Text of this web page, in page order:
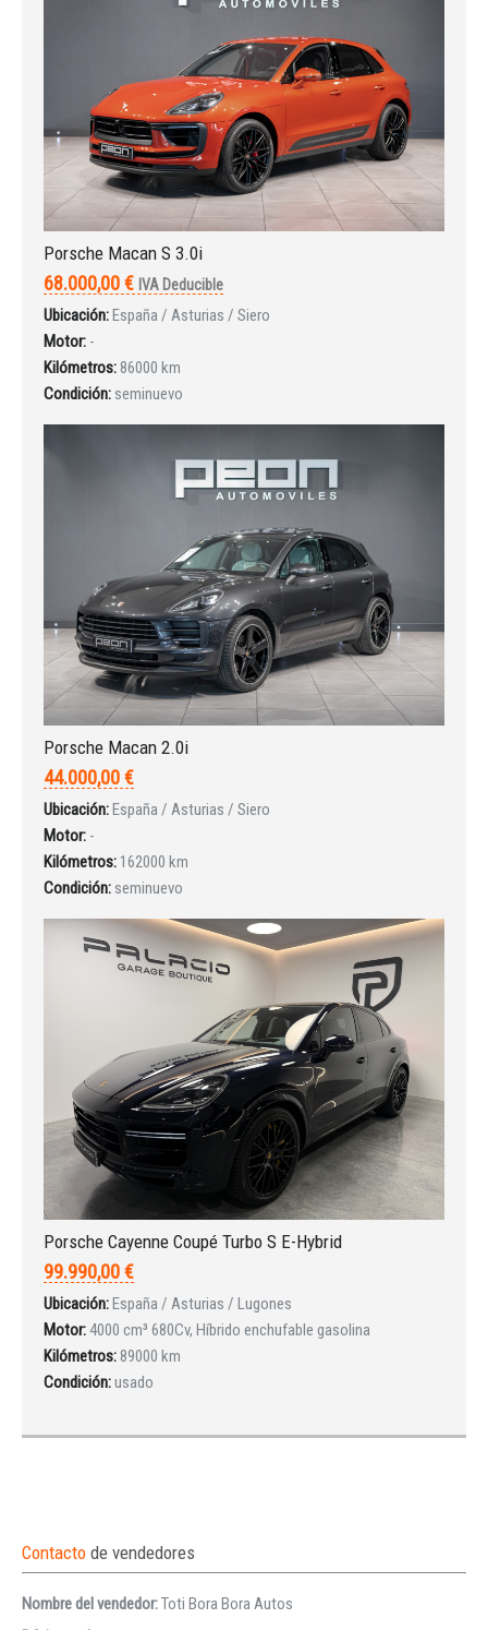
Iniciar sesión
INICIAR SESIÓN
¿Ha olvidado la contraseña?
Porsche Macan S 3.0i
68.000,00 € IVA Deducible
Ubicación:España / Asturias / Siero
Motor: -
Kilómetros: 86000 km
Condición: seminuevo
Porsche Macan 2.0i
44.000,00 €
Ubicación:España / Asturias / Siero
Motor: -
Kilómetros: 162000 km
Condición: seminuevo
Porsche Cayenne Coupé Turbo S E-Hybrid
99.990,00 €
Ubicación:España / Asturias / Lugones
Motor:4000 cm³ 680Cv, Híbrido enchufable gasolina
Kilómetros: 89000 km
Condición:usado
Contacto de vendedores
Nombre del vendedor:Toti Bora Bora Autos